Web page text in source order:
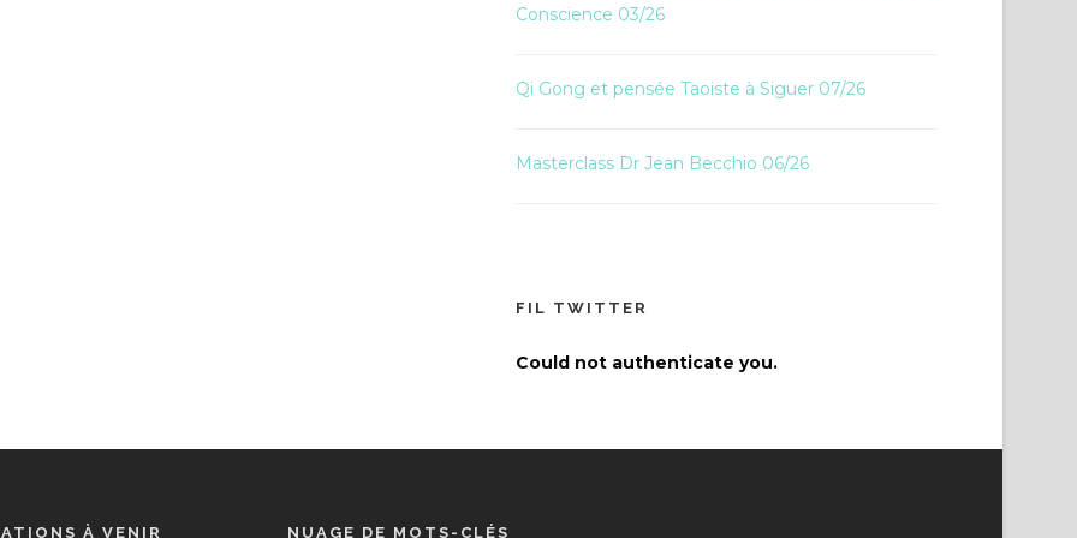
Conscience 03/26
Qi Gong et pensée Taoiste à Siguer 07/26
Masterclass Dr Jean Becchio 06/26
FIL TWITTER
Could not authenticate you.
À VENIR NUAGE DE MOTS-CLÉS